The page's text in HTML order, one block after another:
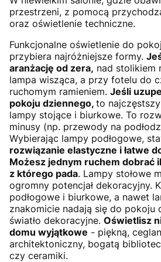
przestrzeni, z pomocą
oraz oświetlenie techniczne.
Funkcjonalne oświetlenie do
przybiera najróżniejsze formy.
aranżację od zera, nad stolikiem
lampa wisząca, a przy fotelu do
ruchomym ramieniem. Jeśli
pokoju dziennego, to
lampy stojące i biurkowe. To
minusy (np. przewody na
Wybierając lampy podłogowe,
rozwiązanie elastyczne i łatwe
Możesz jednym ruchem dobrać
z którego pada. Lampy stołowe
ogromny potencjał dekoracyjny.
podłogowe i biurkowe, a nawet
znakomicie nadają się do pokoju
światło dekoracyjne. Oświetlisz
domu wyjątkowe - piękną,
architektoniczny, bogatą
czy ceramiki.